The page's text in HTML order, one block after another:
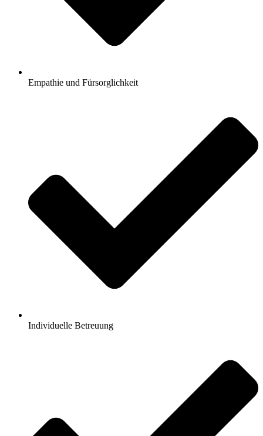
Empathie und Fürsorglichkeit
Individuelle Betreuung